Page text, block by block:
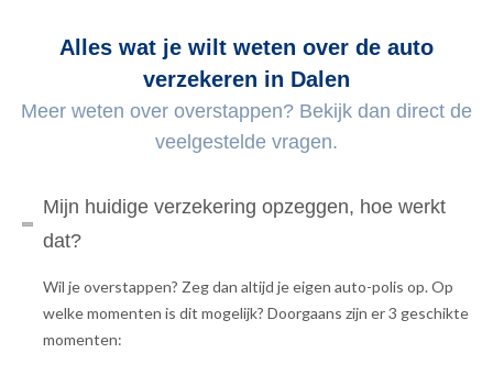
Alles wat je wilt weten over de auto
verzekeren in Dalen
Meer weten over overstappen? Bekijk dan direct de
veelgestelde vragen.
Mijn huidige verzekering opzeggen, hoe werkt
dat?
Wil je overstappen? Zeg dan altijd je eigen auto-polis op. Op
welke momenten is dit mogelijk? Doorgaans zijn er 3 geschikte
momenten: